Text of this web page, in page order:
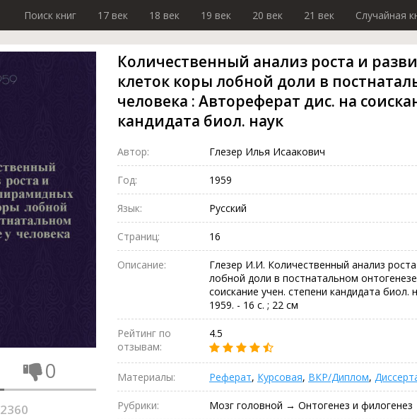
Поиск книг 17 век 18 век 19 век 20 век 21 век Случайная
0
2360
Количественный анализ роста и
клеток коры лобной доли в
человека : Автореферат дис. на
кандидата биол. наук
Автор: Глезер Илья Исаакович
Год: 1959
Язык: Русский
Страниц: 16
Описание:
Глезер И.И. Количественный анализ
лобной доли в постнатальном
соискание учен. степени кандидата
1959. - 16 с. ; 22 см
Рейтинг по
отзывам:
4.5
Материалы: Реферат, Курсовая, ВКР/Диплом,
Рубрики: Мозг головной → Онтогенез и филогенез